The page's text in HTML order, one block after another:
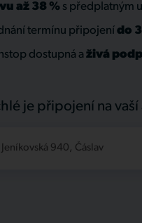
až 38 % s předplatným
termínu připojení do
dostupná a živá
je připojení na vaší
940, Čáslav